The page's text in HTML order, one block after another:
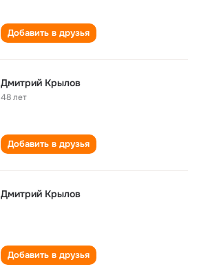
Добавить в друзья
Дмитрий Крылов
48 лет
Добавить в друзья
Дмитрий Крылов
Добавить в друзья